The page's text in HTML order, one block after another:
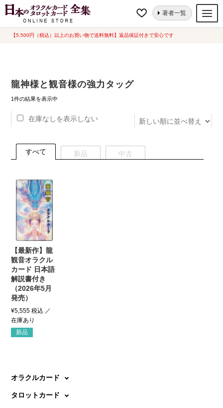
【5,500円（税込）以上のお買い物で送料無料】返品保証付きで安心です
ナ
コ
著者一覧
オラクルカード
ルノルマンカード
トランプ
セット
希少品
書籍
カード関連グッズ
ホーム “龍神様と観音様の強力タッグ”にタグ付けされた商品
龍神様と観音様の強力タッグ
1件の結果を表示中
在庫なしを表示しない
すべて 新品 中古
【最新作】龍
観音オラクル
カード 日本語
解説書付き
（2026年5月
発売）
¥5,555 税込
新品
オラクルカード
タロットカード